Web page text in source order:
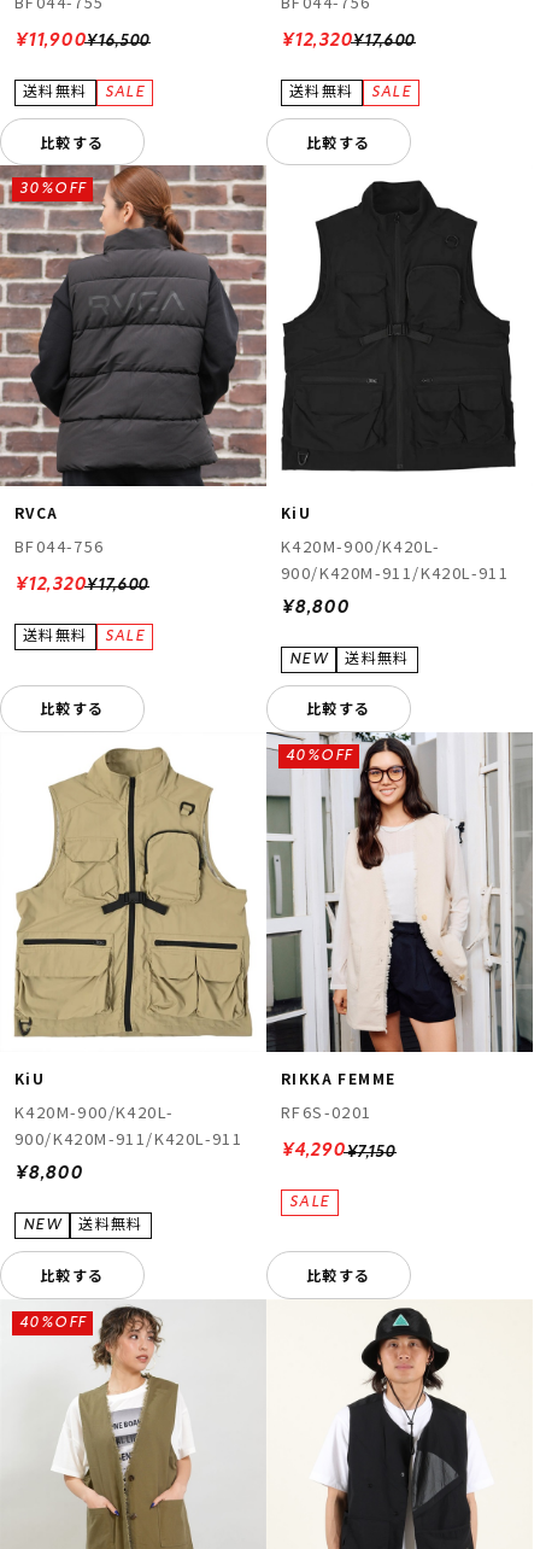
¥16,500
¥11,900
比較する
¥17,600
¥12,320
比較する
RVCA
BF044-756
¥17,600
30%OFF
¥12,320
比較する
KiU
K420M-900/K420L-
900/K420M-911/K420L-911
¥8,800
比較する
KiU
K420M-900/K420L-
900/K420M-911/K420L-911
¥8,800
比較する
RIKKA FEMME
RF6S-0201
¥7,150
40%OFF
¥4,290
比較する
40%OFF